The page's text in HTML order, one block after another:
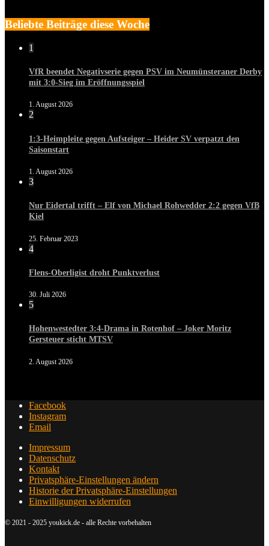
Beliebte Beiträge diese Woche
1
VfR beendet Negativserie gegen PSV im Neumünsteraner Derby
mit 3:0-Sieg im Eröffnungsspiel
1. August 2026
2
1:3-Heimpleite gegen Aufsteiger – Heider SV verpatzt den
Saisonstart
1. August 2026
3
Nur Eidertal trifft – Elf von Michael Rohwedder 2:2 gegen VfB
Kiel
25. Februar 2023
4
Flens-Oberligist droht Punktverlust
30. Juli 2026
5
Hohenwestedter 3:4-Drama in Rotenhof – Joker Moritz
Gersteuer sticht MTSV
2. August 2026
Facebook
Instagram
Email
Impressum
Datenschutz
Kontakt
Privatsphäre-Einstellungen ändern
Historie der Privatsphäre-Einstellungen
Einwilligungen widerrufen
© 2021 - 2025 youkick.de - alle Rechte vorbehalten